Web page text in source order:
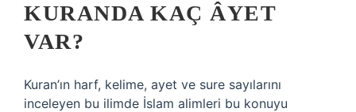
KURANDA KAÇ ÂYET
VAR?
Kuran’ın harf, kelime, ayet ve sure sayılarını
inceleyen bu ilimde İslam alimleri bu konuyu